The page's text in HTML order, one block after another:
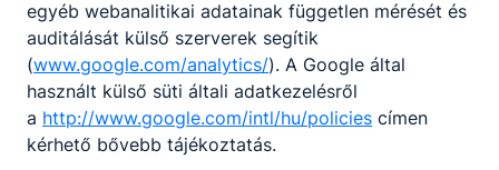
egyéb webanalitikai adatainak független mérését és
auditálását külső szerverek segítik
(www.google.com/analytics/). A Google által
használt külső süti általi adatkezelésről
a http://www.google.com/intl/hu/policies címen
kérhető bővebb tájékoztatás.